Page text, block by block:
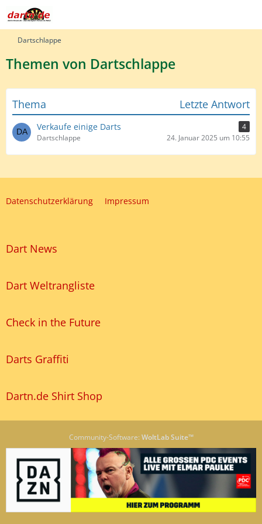
Dartschlappe
Themen von Dartschlappe
Thema Letzte Antwort
Verkaufe einige Darts
4
Dartschlappe
24. Januar 2025 um 10:55
Datenschutzerklärung Impressum
Dart News
Dart Weltrangliste
Check in the Future
Darts Graffiti
Dartn.de Shirt Shop
Community-Software: WoltLab Suite™